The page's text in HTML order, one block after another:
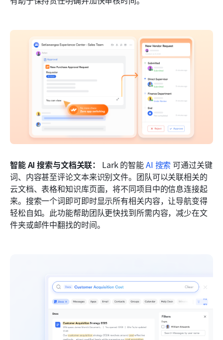
智能 AI 搜索与文档关联： Lark 的智能 AI 搜索 可通过关键
词、内容甚至评论文本来识别文件。团队可以关联相关的
云文档、表格和知识库页面，将不同项目中的信息连接起
来。搜索一个词即可即时显示所有相关内容，让导航变得
轻松自如。此功能帮助团队更快找到所需内容，减少在文
件夹或邮件中翻找的时间。